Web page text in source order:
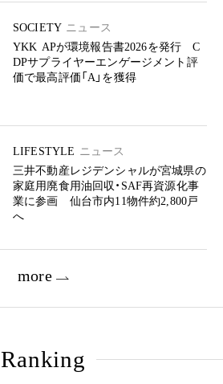
SOCIETY ニュース
YKK APが環境報告書2026を発行 C
DPサプライヤーエンゲージメント評
価で最高評価「A」を獲得
LIFESTYLE ニュース
三井不動産レジデンシャルが宮城県の
家庭用廃食用油回収・SAF再資源化事
業に参画 仙台市内11物件約2,800戸
へ
more
Ranking